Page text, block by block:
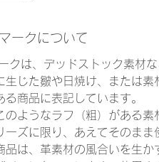
ークについて
クは、デッドストック素材
生じた皺や日焼け、または素
商品に表記しています。
のようなラフ（粗）がある素
ズに限り、あえてそのまま
品は、革素材の風合いを生か